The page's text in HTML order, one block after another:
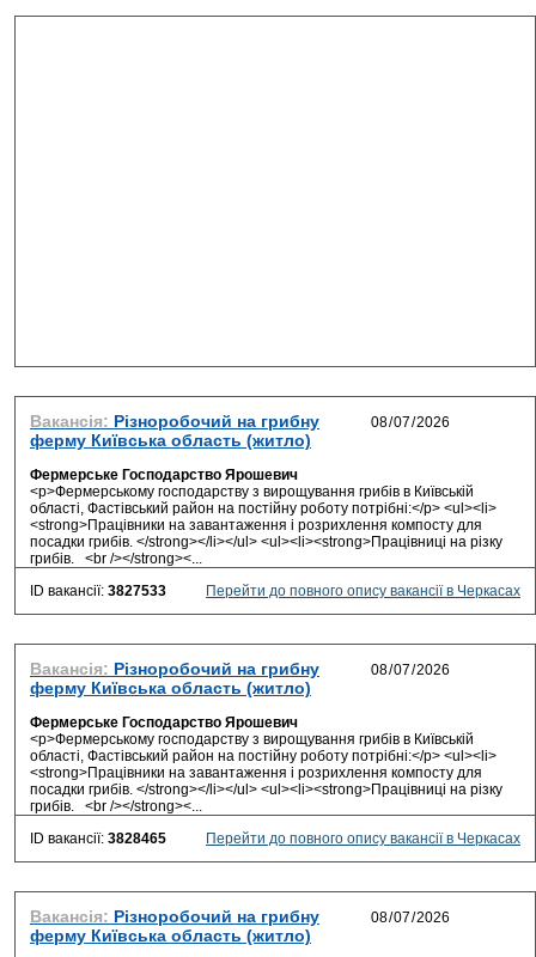
Вакансія: Різноробочий на грибну
ферму Київська область (житло)
Фермерське Господарство Ярошевич
<p>Фермерському господарству з вирощування грибів в Київській
області, Фастівський район на постійну роботу потрібні:</p> <ul><li>
<strong>Працівники на завантаження і розрихлення компосту для
посадки грибів. </strong></li></ul> <ul><li><strong>Працівниці на різку
грибів. <br /></strong><...
ID вакансії: 3827533 Перейти до повного опису вакансії в Черкасах
Вакансія: Різноробочий на грибну
ферму Київська область (житло)
Фермерське Господарство Ярошевич
<p>Фермерському господарству з вирощування грибів в Київській
області, Фастівський район на постійну роботу потрібні:</p> <ul><li>
<strong>Працівники на завантаження і розрихлення компосту для
посадки грибів. </strong></li></ul> <ul><li><strong>Працівниці на різку
грибів. <br /></strong><...
ID вакансії: 3828465 Перейти до повного опису вакансії в Черкасах
Вакансія: Різноробочий на грибну
ферму Київська область (житло)